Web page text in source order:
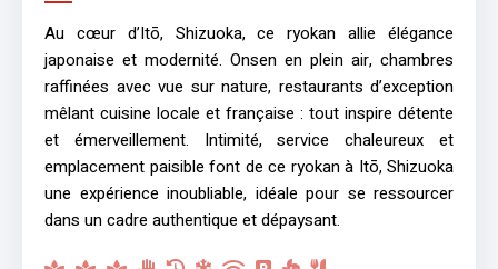
Au cœur d’Itō, Shizuoka, ce ryokan allie élégance
japonaise et modernité. Onsen en plein air, chambres
raffinées avec vue sur nature, restaurants d’exception
mêlant cuisine locale et française : tout inspire détente
et émerveillement. Intimité, service chaleureux et
emplacement paisible font de ce ryokan à Itō, Shizuoka
une expérience inoubliable, idéale pour se ressourcer
dans un cadre authentique et dépaysant.